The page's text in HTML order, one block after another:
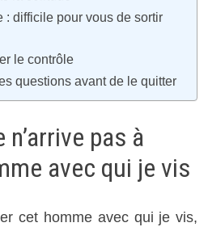
: difficile pour vous de sortir
le contrôle
questions avant de le quitter
n’arrive pas à
avec qui je vis
cet homme avec qui je vis,